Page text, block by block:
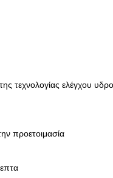
τεχνολογίας ελέγχου
προετοιμασία